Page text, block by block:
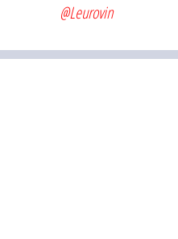
@Leurovin